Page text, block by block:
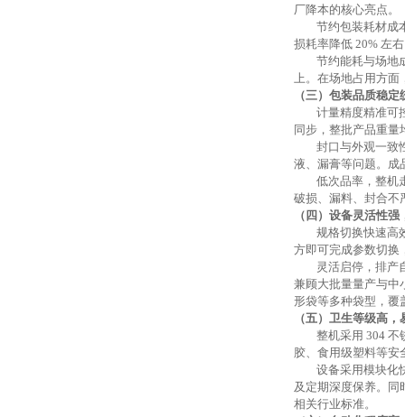
厂降本的核心亮点。
节约包装耗材成
损耗率降低 20% 左
节约能耗与场地
上。在场地占用方面
（三）包装品质稳
计量精度精准可
同步，整批产品重
封口与外观一致
液、漏膏等问题。成
低次品率 ， 整机
破损、漏料、封合不
（四）设备灵活性
规格切换快速高
方即可完成参数切换
灵活启停，排产
兼顾大批量量产与中
形袋等多种袋型，覆
（五）卫生等级高
整机采用 304 不
胶、食用级塑料等安
设备采用模块化
及定期深度保养。同
相关行业标准。